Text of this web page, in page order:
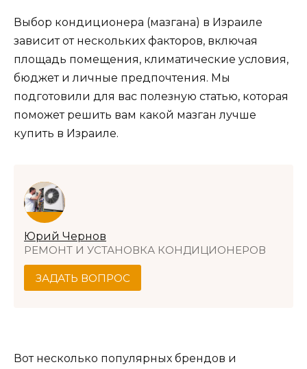
Выбор кондиционера (мазгана) в Израиле
зависит от нескольких факторов, включая
площадь помещения, климатические условия,
бюджет и личные предпочтения. Мы
подготовили для вас полезную статью, которая
поможет решить вам какой мазган лучше
купить в Израиле.
Юрий Чернов
РЕМОНТ И УСТАНОВКА КОНДИЦИОНЕРОВ
ЗАДАТЬ ВОПРОС
Вот несколько популярных брендов и